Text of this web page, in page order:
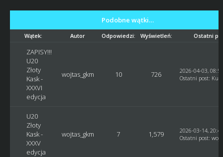
Podobne wątki…
Wątek: Autor Odpowiedzi: Wyświetleń: Ostatni
ZAPISY!!!
U20
Złoty
Kask -
XXXVI
edycja
wojtas_gkm 10 726
2026-04-03,
Ostatni post: Kusy
U20
Złoty
Kask -
XXXV
edycja
wojtas_gkm 7 1,579
2026-03-14,
Ostatni post: